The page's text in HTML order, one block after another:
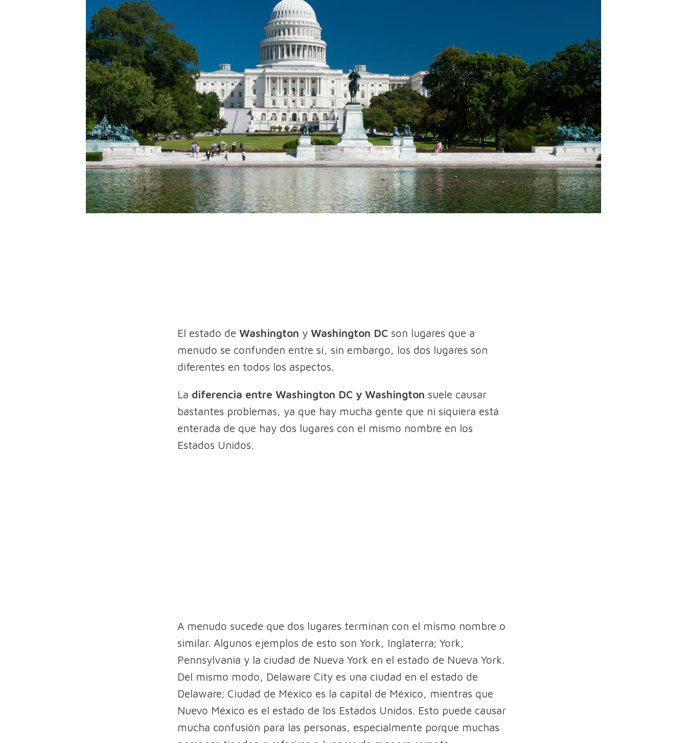
El estado de Washington y Washington DC son lugares que a
menudo se confunden entre sí, sin embargo, los dos lugares son
diferentes en todos los aspectos.
La diferencia entre Washington DC y Washington suele causar
bastantes problemas, ya que hay mucha gente que ni siquiera está
enterada de que hay dos lugares con el mismo nombre en los
Estados Unidos.
A menudo sucede que dos lugares terminan con el mismo nombre o
similar. Algunos ejemplos de esto son York, Inglaterra; York,
Pennsylvania y la ciudad de Nueva York en el estado de Nueva York.
Del mismo modo, Delaware City es una ciudad en el estado de
Delaware; Ciudad de México es la capital de México, mientras que
Nuevo México es el estado de los Estados Unidos. Esto puede causar
mucha confusión para las personas, especialmente porque muchas